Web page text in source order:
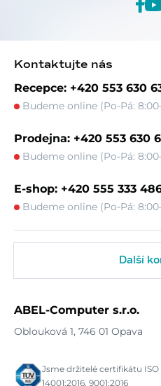
Kontaktujte nás
Recepce: +420 553 630
Budeme online (Po-Pá:
Prodejna: +420 553 630
Budeme online (Po-Pá:
E-shop: +420 555 333
Budeme online (Po-Pá:
Další
ABEL-Computer s.r.o.
Oblouková 1, 746 01 Opava
Jsme držitelé certifikátu ISO
14001:2016, 9001:2016